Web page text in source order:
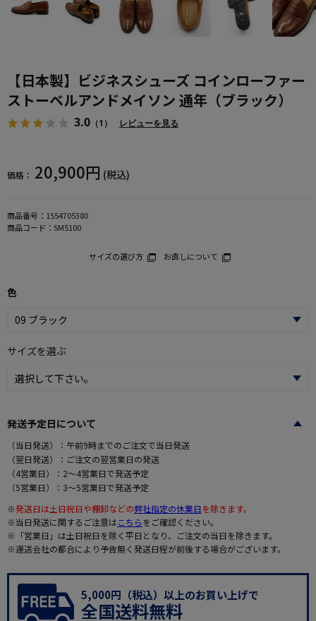
【日本製】ビジネスシューズ コインローファー
ストーベルアンドメイソン 通年（ブラック）
3.0 （1） レビューを見る
価格： 20,900円 (税込)
商品番号： 1554705380
商品コード： SM5100
サイズの選び方 お直しについて
色
サイズを選ぶ
発送予定日について
（当日発送）：午前9時までのご注文で当日発送
（翌日発送）：ご注文の翌営業日の発送
（4営業日）：2～4営業日で発送予定
（5営業日）：3～5営業日で発送予定
※発送日は土日祝日や棚卸などの弊社指定の休業日を除きます。
※当日発送に関するご注意はこちらをご確認ください。
※「営業日」は土日祝日を除く平日となり、ご注文の当日を除きます。
※運送会社の都合により予告無く発送日程が前後する場合がございます。
5,000円（税込）以上のお買い上げで
全国送料無料